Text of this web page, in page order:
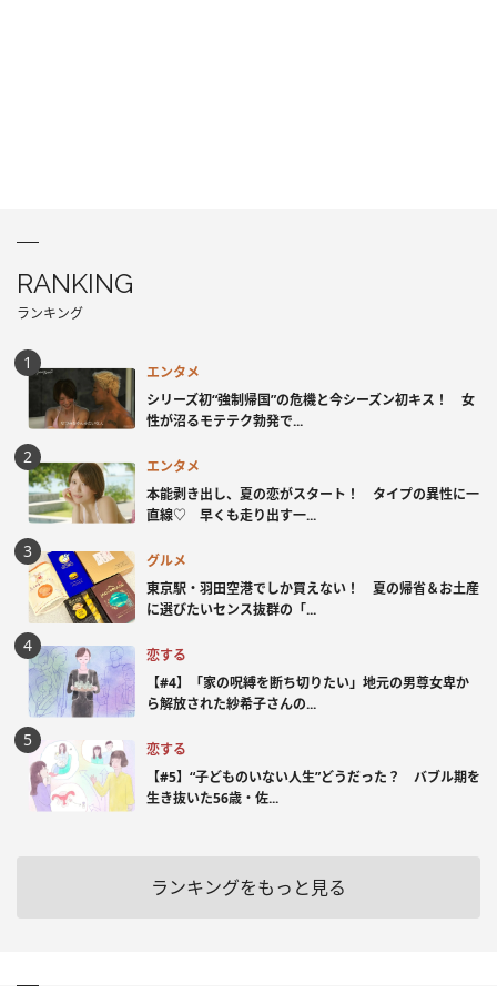
RANKING
ランキング
エンタメ
シリーズ初“強制帰国”の危機と今シーズン初キス！ 女
性が沼るモテテク勃発で...
エンタメ
本能剥き出し、夏の恋がスタート！ タイプの異性に一
直線♡ 早くも走り出す一...
グルメ
東京駅・羽田空港でしか買えない！ 夏の帰省＆お土産
に選びたいセンス抜群の「...
恋する
【#4】「家の呪縛を断ち切りたい」地元の男尊女卑か
ら解放された紗希子さんの...
恋する
【#5】“子どものいない人生”どうだった？ バブル期を
生き抜いた56歳・佐...
ランキングをもっと見る